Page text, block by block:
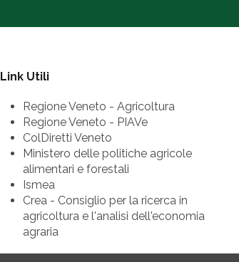
Link Utili
Regione Veneto - Agricoltura
Regione Veneto - PIAVe
ColDiretti Veneto
Ministero delle politiche agricole
alimentari e forestali
Ismea
Crea - Consiglio per la ricerca in
agricoltura e l'analisi dell'economia
agraria